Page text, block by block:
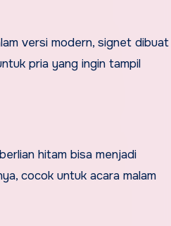
versi modern, signet dibuat
pria yang ingin tampil
hitam bisa menjadi
cocok untuk acara malam